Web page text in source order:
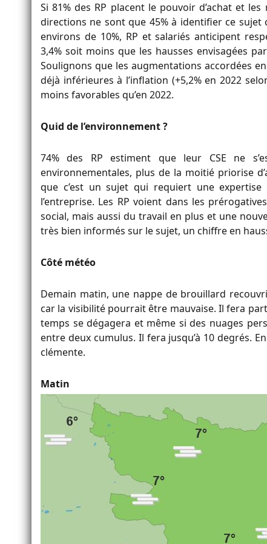
Si 81% des RP placent le pouvoir d’achat et
directions ne sont que 45% à identifier ce
environs de 10%, RP et salariés anticipent
3,4% soit moins que les hausses envisagées
Soulignons que les augmentations accordées
déjà inférieures à l’inflation (+5,2% en 2022
moins favorables qu’en 2022.
Quid de l’environnement ?
74% des RP estiment que leur CSE ne
environnementales, plus de la moitié priorise
que c’est un sujet qui requiert une
l’entreprise. Les RP voient dans les
social, mais aussi du travail en plus et une
très bien informés sur le sujet, un chiffre en
Côté météo
Demain matin, une nappe de brouillard
car la visibilité pourrait être mauvaise. Il fera
temps se dégagera et même si des nuages
entre deux cumulus. Il fera jusqu’à 10 degrés.
clémente.
Matin